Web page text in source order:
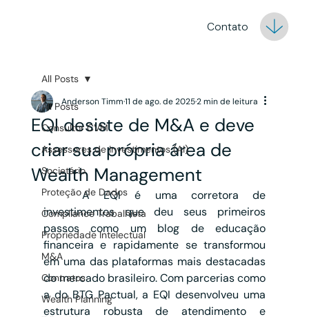
Contato
All Posts
Consultor CVM
Assessores de Investimentos (AI)
Societário
Proteção de Dados
Compliance Trabalhista
Propriedade Intelectual
M&A
Contratos
Wealth Planning
All Posts
EQI desiste de M&A e deve
criar sua própria área de
Wealth Management
Anderson Timm11 de ago. de 20252 min de leitura
	A EQI é uma corretora de
investimentos que deu seus primeiros
passos como um blog de educação
financeira e rapidamente se transformou
em uma das plataformas mais destacadas
do mercado brasileiro. Com parcerias como
a do BTG Pactual, a EQI desenvolveu uma
estrutura robusta de atendimento e